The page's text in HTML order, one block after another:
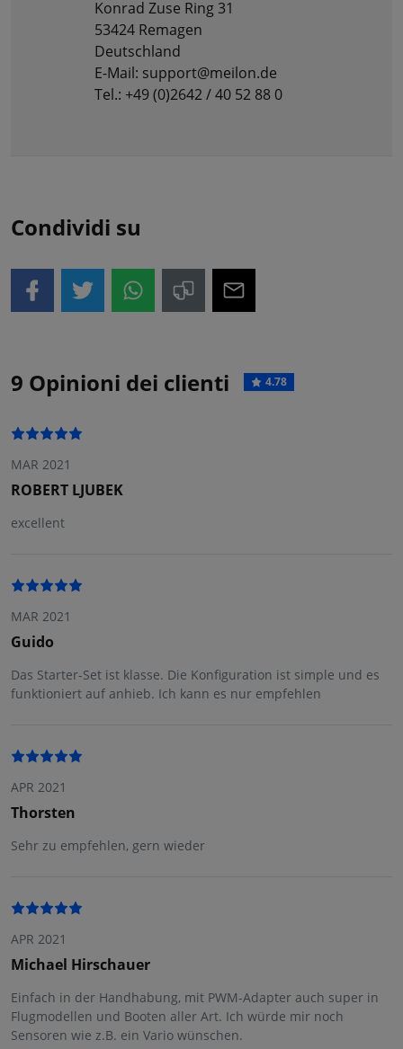
Konrad Zuse Ring 31
53424 Remagen
Deutschland
E-Mail: support@meilon.de
Tel.: +49 (0)2642 / 40 52 88 0
Condividi su
9 Opinioni dei clienti 4.78
MAR 2021
ROBERT LJUBEK
excellent
MAR 2021
Guido
Das Starter-Set ist klasse. Die Konfiguration ist simple und es
funktioniert auf anhieb. Ich kann es nur empfehlen
APR 2021
Thorsten
Sehr zu empfehlen, gern wieder
APR 2021
Michael Hirschauer
Einfach in der Handhabung, mit PWM-Adapter auch super in
Flugmodellen und Booten aller Art. Ich würde mir noch
Sensoren wie z.B. ein Vario wünschen.